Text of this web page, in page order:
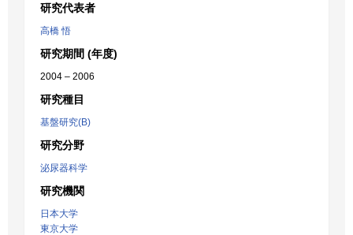
研究代表者
高橋 悟
研究期間 (年度)
2004 – 2006
研究種目
基盤研究(B)
研究分野
泌尿器科学
研究機関
日本大学
東京大学